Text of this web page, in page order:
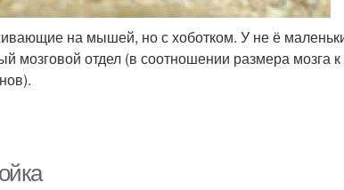
на мышей, но с хоботком. У не ё
мозговой отдел (в соотношении размера мозга к